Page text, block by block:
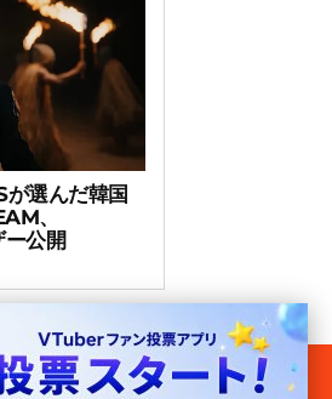
選んだ韓国
、
公開